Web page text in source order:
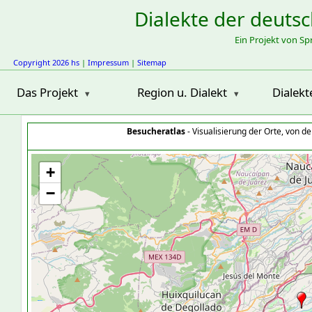
Dialekte der
Ein Projekt von
Copyright 2026 hs | Impressum | Sitemap
Das Projekt Region u. Dialekt
Besucheratlas- Visualisierung der Orte, von
+
−